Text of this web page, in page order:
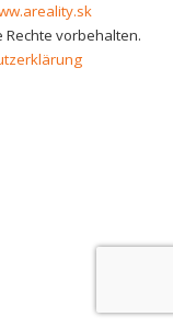
Rechte vorbehalten.